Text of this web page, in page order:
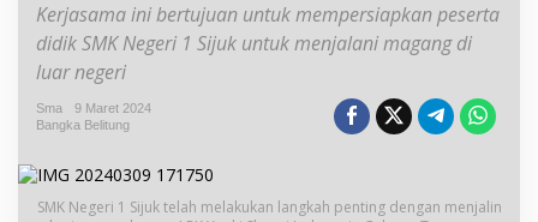
Kerjasama ini bertujuan untuk mempersiapkan peserta
didik SMK Negeri 1 Sijuk untuk menjalani magang di
luar negeri
Sma
9 Maret 2024
Bangka Belitung
SMK Negeri 1 Sijuk telah melakukan langkah penting dengan menjalin